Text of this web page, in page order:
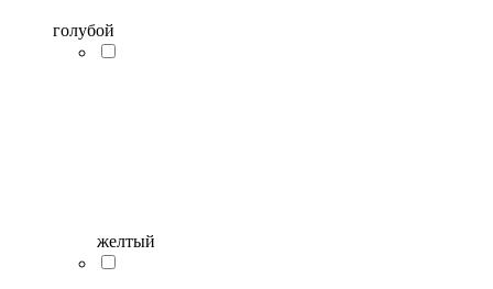
голубой
желтый